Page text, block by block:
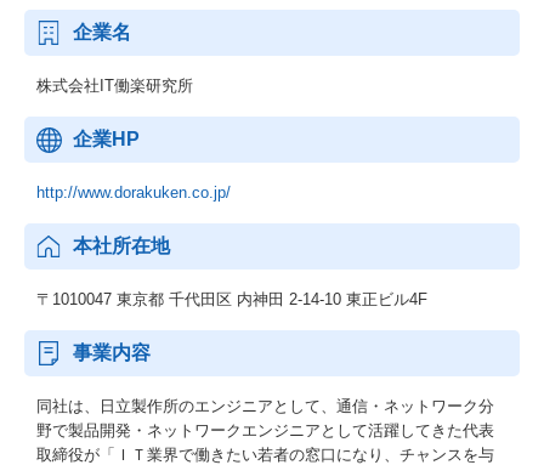
企業名
株式会社IT働楽研究所
企業HP
http://www.dorakuken.co.jp/
本社所在地
〒1010047 東京都 千代田区 内神田 2-14-10 東正ビル4F
事業内容
同社は、日立製作所のエンジニアとして、通信・ネットワーク分
野で製品開発・ネットワークエンジニアとして活躍してきた代表
取締役が「ＩＴ業界で働きたい若者の窓口になり、チャンスを与